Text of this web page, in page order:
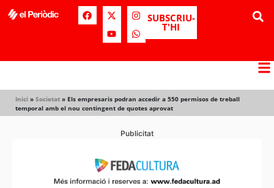
SUBSCRIU-
T'HI
Inici » Societat » Els empresaris podran accedir a 550 permisos de treball
temporal amb el nou contingent de quotes aprovat
Publicitat